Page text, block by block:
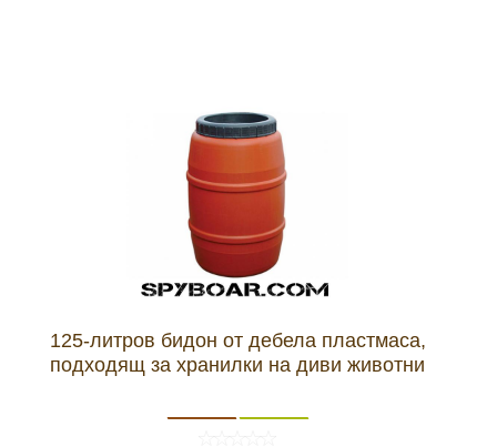
125-литров бидон от дебела пластмаса,
подходящ за хранилки на диви животни